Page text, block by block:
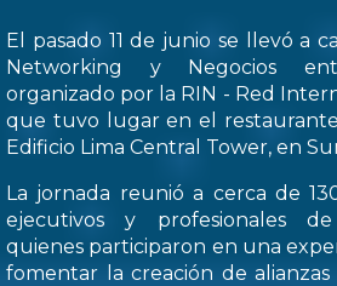
El pasado 11 de junio se llevó a
Networking y Negocios
organizado por la RIN - Red
que tuvo lugar en el restaurante
Edificio Lima Central Tower, en
La jornada reunió a cerca de
ejecutivos y profesionales de
quienes participaron en una
fomentar la creación de alianzas